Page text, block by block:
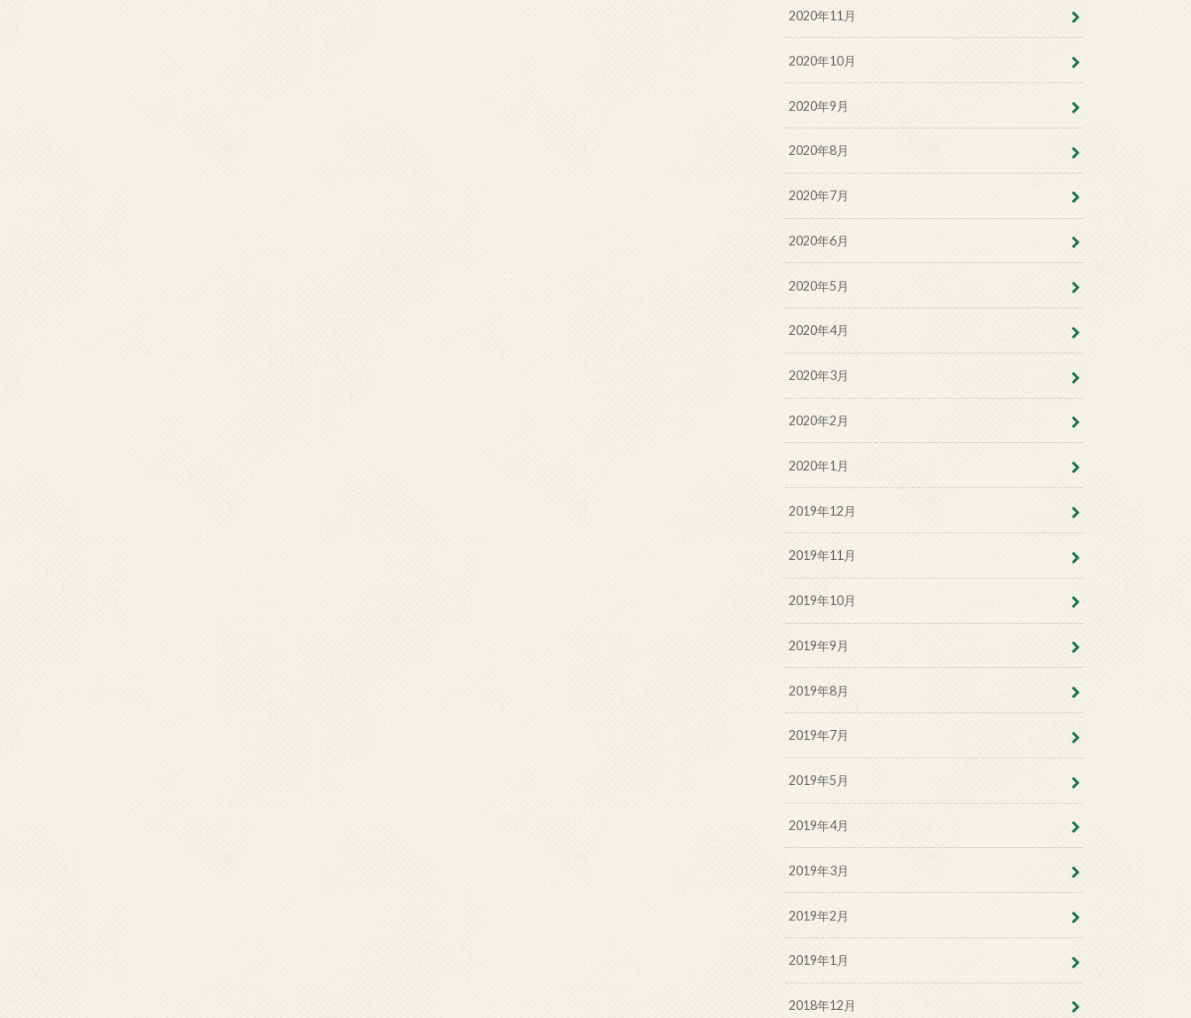
2020年11月
2020年10月
2020年9月
2020年8月
2020年7月
2020年6月
2020年5月
2020年4月
2020年3月
2020年2月
2020年1月
2019年12月
2019年11月
2019年10月
2019年9月
2019年8月
2019年7月
2019年5月
2019年4月
2019年3月
2019年2月
2019年1月
2018年12月